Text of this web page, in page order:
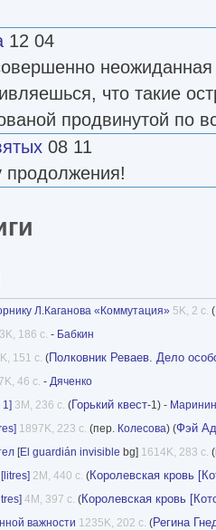
12 04
что такие
продвинутой по
08 11
продолжения!
Л.Каганова «Коммутация» 5K, 2 с. (
186 с. - Бабкин
151 с. (Полковник Реваев. Дело
46 с. - Дяченко
1] 3M, 236 с. (Горький квест-1) -
1897K, 223 с. (пер. Колесова) (Фэй
[El guardián invisible bg] 1614K, 283 с.
2M, 440 с. (Королевская кровь
4M, 397 с. (Королевская кровь
важности 1235K, 202 с. (Регина